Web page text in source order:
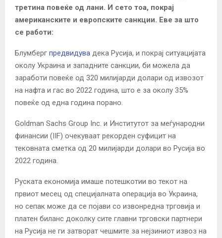
третина повеќе од лани. И сето тоа, покрај
американските и европските санкции. Еве за што
се работи:
Блумберг предвидува дека Русија, и покрај ситуацијата
околу Украина и западните санкции, би можела да
заработи повеќе од 320 милијарди долари од извозот
на нафта и гас во 2022 година, што е за околу 35%
повеќе од една година порано.
Goldman Sachs Group Inc. и Институтот за меѓународни
финансии (IIF) очекуваат рекорден суфицит на
тековната сметка од 20 милијарди долари во Русија во
2022 година.
Руската економија имаше потешкотии во текот на
првиот месец од специјалната операција во Украина,
но сепак може да се појави со извонредна трговија и
платен биланс доколку сите главни трговски партнери
на Русија не ги затворат чешмите за нејзиниот извоз на